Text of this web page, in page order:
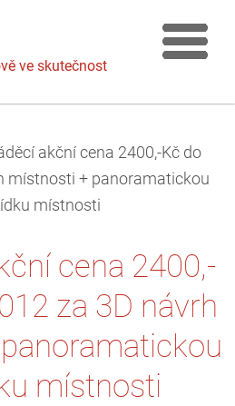
ve skutečnost
akční cena 2400,-Kč do
místnosti + panoramatickou
místnosti
cena 2400,-
za 3D návrh
místnosti